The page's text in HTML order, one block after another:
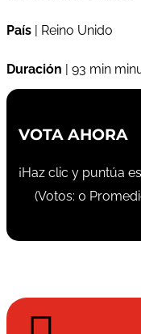
País | Reino Unido
Duración | 93 min
VOTA AHORA
¡Haz clic y puntúa
(Votos: 0